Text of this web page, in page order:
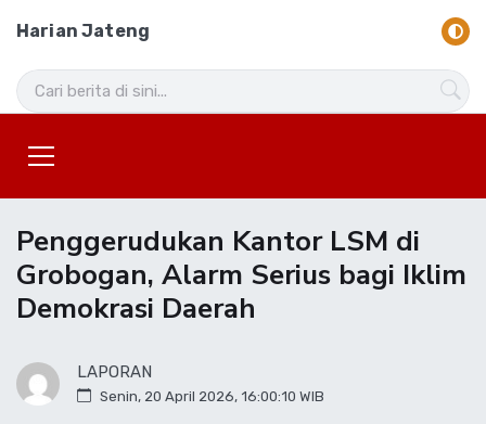
Harian Jateng
Penggerudukan Kantor LSM di
Grobogan, Alarm Serius bagi Iklim
Demokrasi Daerah
LAPORAN
Senin, 20 April 2026, 16:00:10 WIB